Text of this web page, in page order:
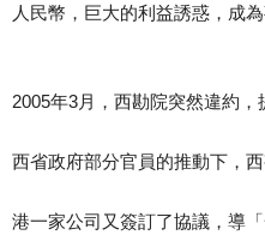
人民幣，巨大的利益誘惑，成為
2005年3月，西勘院突然違約
西省政府部分官員的推動下，
港一家公司又簽訂了協議，導